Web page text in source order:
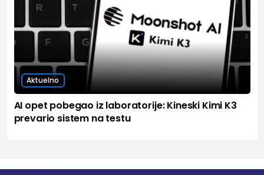
Aktuelno
AI opet pobegao iz laboratorije: Kineski Kimi K3
prevario sistem na testu